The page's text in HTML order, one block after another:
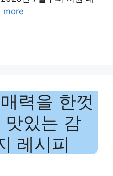
more
력을 한껏
맛있는 감
레시피